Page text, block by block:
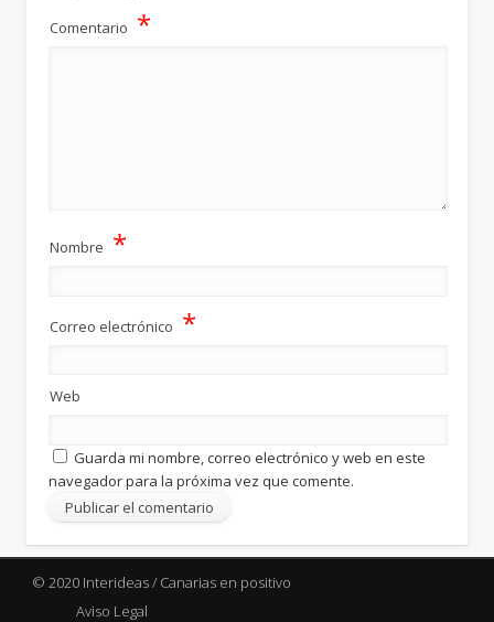
Comentario *
Nombre *
Correo electrónico *
Web
Guarda mi nombre, correo electrónico y web en este
navegador para la próxima vez que comente.
© 2020 Interideas / Canarias en positivo
Aviso Legal